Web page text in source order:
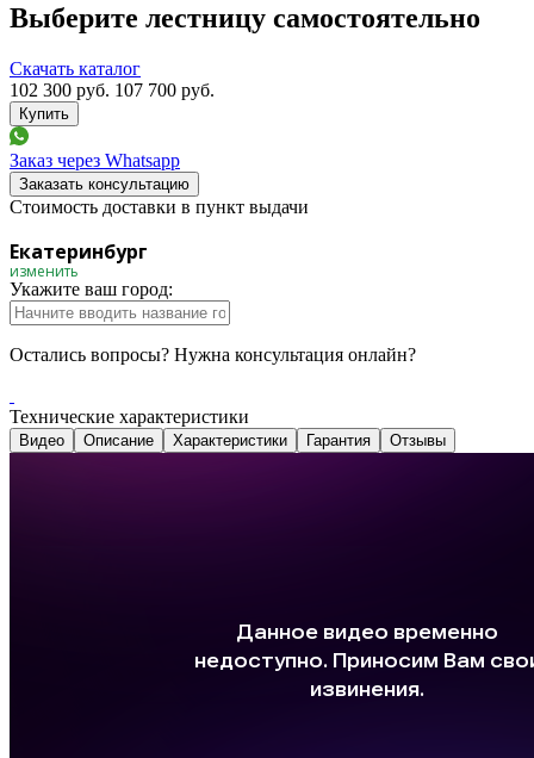
Выберите лестницу самостоятельно
Скачать каталог
102 300 руб. 107 700 руб.
Заказ через Whatsapp
Заказать консультацию
Стоимость доставки в пункт выдачи
Екатеринбург
изменить
Укажите ваш город:
Остались вопросы? Нужна консультация онлайн?
Технические характеристики
Видео Описание Характеристики Гарантия Отзывы